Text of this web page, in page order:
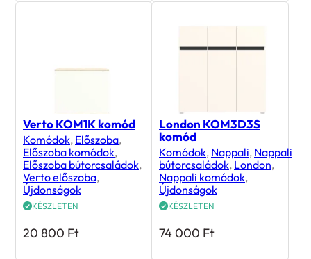
Verto KOM1K komód
Komódok, Előszoba,
Előszoba komódok,
Előszoba bútorcsaládok,
Verto előszoba,
Újdonságok
KÉSZLETEN
20 800 Ft
London KOM3D3S
komód
Komódok, Nappali, Nappali
bútorcsaládok, London,
Nappali komódok,
Újdonságok
KÉSZLETEN
74 000 Ft